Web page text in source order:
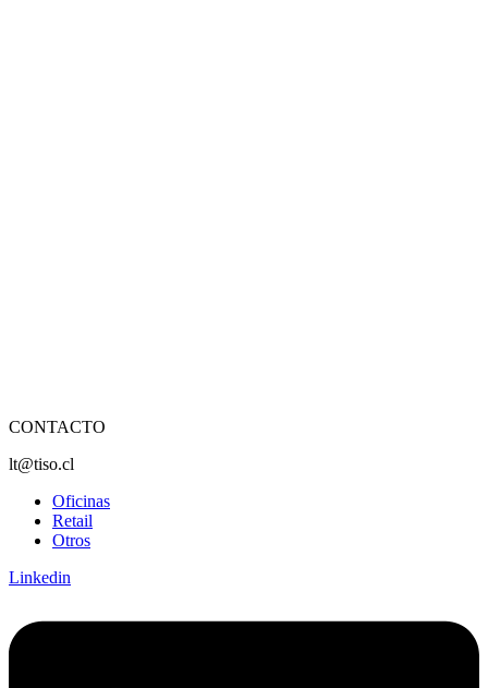
CONTACTO
lt@tiso.cl
Oficinas
Retail
Otros
Linkedin